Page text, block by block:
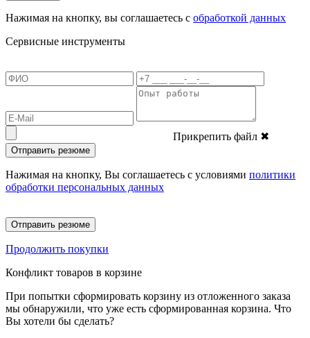
Нажимая на кнопку, вы соглашаетесь с обработкой данных
Сервисные инструменты
Прикрепить файл ✖
Отправить резюме
Нажимая на кнопку, Вы соглашаетесь с условиями политики
обработки персональных данных
Отправить резюме
Продолжить покупки
Конфликт товаров в корзине
При попытки сформировать корзину из отложенного заказа
мы обнаружили, что уже есть сформированная корзина. Что
Вы хотели бы сделать?